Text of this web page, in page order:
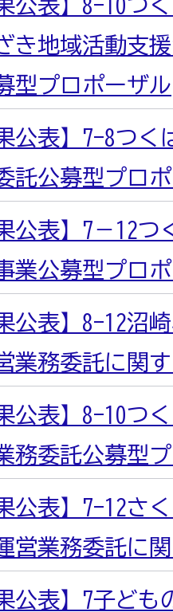
公表】8-10つ
き地域活動支
型プロポーザル
公表】7-8つ
託公募型プロ
公表】7－12
業公募型プロ
公表】8-12沼
業務委託に関
公表】8-10つ
務委託公募型
公表】7-12さ
営業務委託に
公表】7子ど